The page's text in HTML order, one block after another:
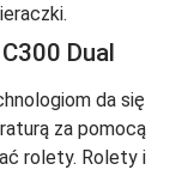
Dual
da się
za pomocą
rolety. Rolety i